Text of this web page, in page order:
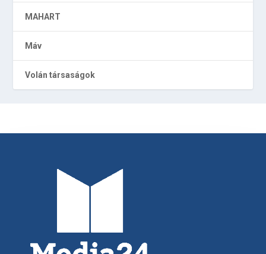
MAHART
Máv
Volán társaságok